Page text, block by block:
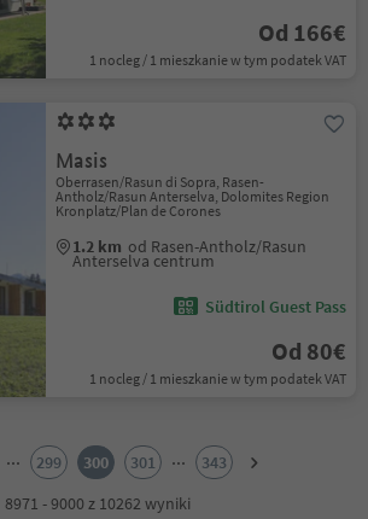
Od 166€
1 nocleg / 1 mieszkanie w tym podatek VAT
Masis
Oberrasen/Rasun di Sopra, Rasen-
Antholz/Rasun Anterselva, Dolomites Region
Kronplatz/Plan de Corones
1.2 km od Rasen-Antholz/Rasun
Anterselva centrum
Südtirol Guest Pass
Od 80€
1 nocleg / 1 mieszkanie w tym podatek VAT
... 299 300 301 ...
343
8971 - 9000 z 10262 wyniki